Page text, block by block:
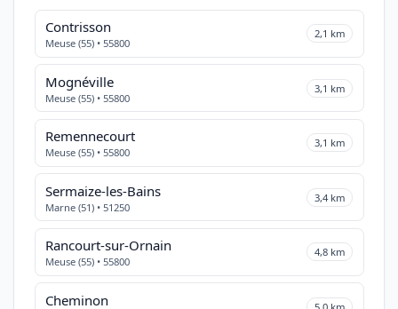
Contrisson
Meuse (55) • 55800
2,1 km
Mognéville
Meuse (55) • 55800
3,1 km
Remennecourt
Meuse (55) • 55800
3,1 km
Sermaize-les-Bains
Marne (51) • 51250
3,4 km
Rancourt-sur-Ornain
Meuse (55) • 55800
4,8 km
Cheminon